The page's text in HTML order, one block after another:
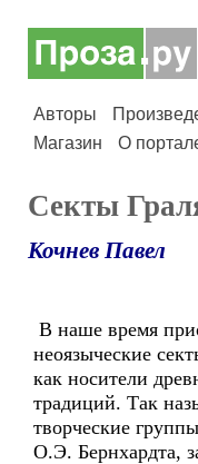
Авторы
Магазин
О
Секты
Кочнев Павел
В наше время
неоязыческие
как носители
традиций. Так
творческие
О.Э. Бернхардта,